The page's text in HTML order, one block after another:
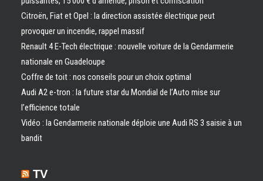
Citroën, Fiat et Opel : la direction assistée électrique peut
provoquer un incendie, rappel massif
Renault 4 E-Tech électrique : nouvelle voiture de la Gendarmerie
nationale en Guadeloupe
Coffre de toit : nos conseils pour un choix optimal
Audi A2 e-tron : la future star du Mondial de l’Auto mise sur
l’efficience totale
Vidéo : la Gendarmerie nationale déploie une Audi RS 3 saisie à un
bandit
TV